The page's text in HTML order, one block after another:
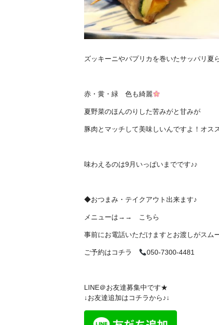
ズッキーニやパプリカを巻いたサッパリ夏
赤・黄・緑 色も綺麗
夏野菜のほんのりした苦みがと甘みが
豚肉とマッチして美味しいんですよ！オス
味わえるのは9月いっぱいまでです♪♪
◆おつまみ・テイクアウト出来ます♪
メニューは→→ こちら
事前にお電話いただけますとお渡しがスム
ご予約はコチラ 050-7300-4481
LINE＠お友達募集中です★
↓お友達追加はコチラから♪↓